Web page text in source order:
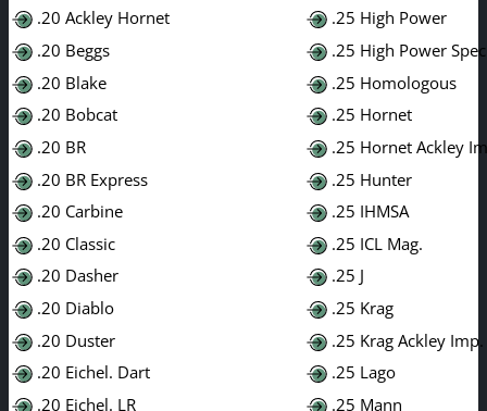
.20 Ackley Hornet
.20 Beggs
.20 Blake
.20 Bobcat
.20 BR
.20 BR Express
.20 Carbine
.20 Classic
.20 Dasher
.20 Diablo
.20 Duster
.20 Eichel. Dart
.20 Eichel. LR
.25 High Power
.25 High Power
.25 Homologous
.25 Hornet
.25 Hornet Ackley
.25 Hunter
.25 IHMSA
.25 ICL Mag.
.25 J
.25 Krag
.25 Krag Ackley Imp.
.25 Lago
.25 Mann